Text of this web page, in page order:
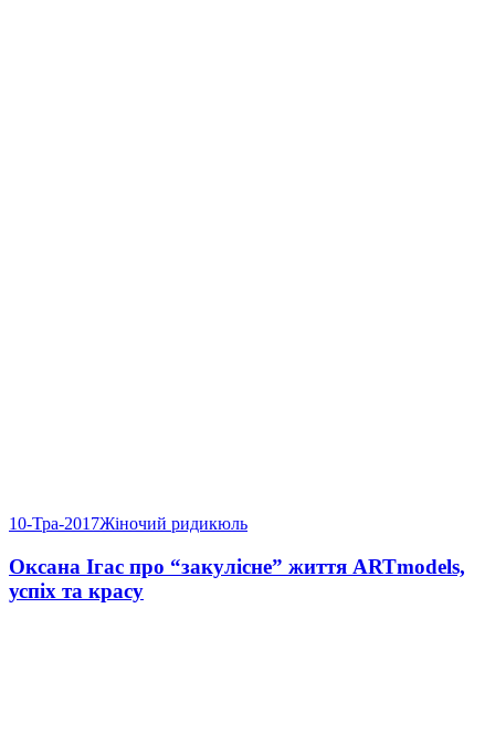
10-Тра-2017Жіночий ридикюль
Оксана Ігас про “закулісне” життя ARTmodels,
успіх та красу